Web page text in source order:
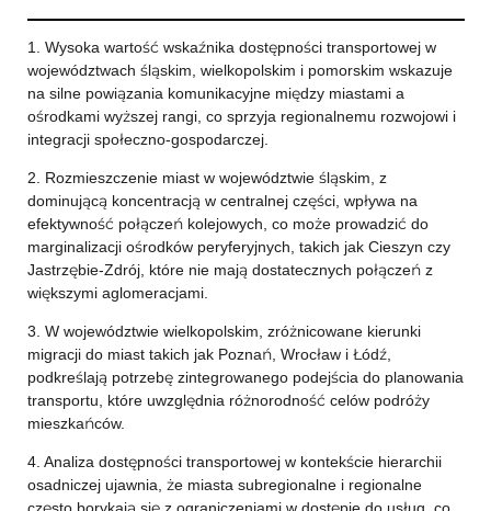
1. Wysoka wartość wskaźnika dostępności transportowej w
województwach śląskim, wielkopolskim i pomorskim wskazuje
na silne powiązania komunikacyjne między miastami a
ośrodkami wyższej rangi, co sprzyja regionalnemu rozwojowi i
integracji społeczno-gospodarczej.
2. Rozmieszczenie miast w województwie śląskim, z
dominującą koncentracją w centralnej części, wpływa na
efektywność połączeń kolejowych, co może prowadzić do
marginalizacji ośrodków peryferyjnych, takich jak Cieszyn czy
Jastrzębie-Zdrój, które nie mają dostatecznych połączeń z
większymi aglomeracjami.
3. W województwie wielkopolskim, zróżnicowane kierunki
migracji do miast takich jak Poznań, Wrocław i Łódź,
podkreślają potrzebę zintegrowanego podejścia do planowania
transportu, które uwzględnia różnorodność celów podróży
mieszkańców.
4. Analiza dostępności transportowej w kontekście hierarchii
osadniczej ujawnia, że miasta subregionalne i regionalne